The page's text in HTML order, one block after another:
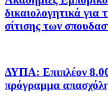
δικαιολογητικά
σίτισης των
ΔΥΠΑ: Επιπλέον
πρόγραμμα